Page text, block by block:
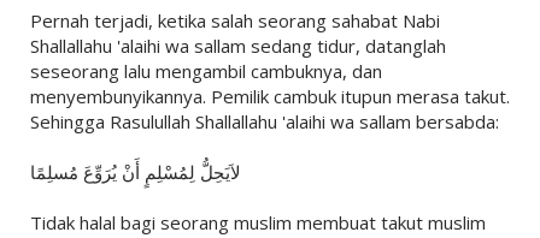
Pernah terjadi, ketika salah seorang sahabat Nabi
Shallallahu 'alaihi wa sallam sedang tidur, datanglah
seseorang lalu mengambil cambuknya, dan
menyembunyikannya. Pemilik cambuk itupun merasa takut.
Sehingga Rasulullah Shallallahu 'alaihi wa sallam bersabda:
لاَيَحِلُّ لِمُسْلِمٍ أَنْ يُرَوِّعَ مُسلِمًا
Tidak halal bagi seorang muslim membuat takut muslim